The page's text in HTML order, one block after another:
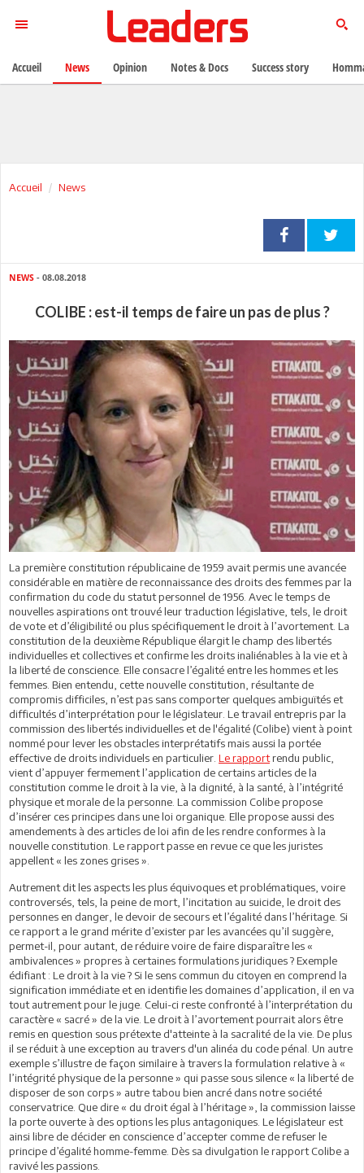
Accueil News
NEWS - 08.08.2018
COLIBE : est-il temps de faire un pas de plus ?
La première constitution républicaine de 1959 avait permis une avancée
considérable en matière de reconnaissance des droits des femmes par la
confirmation du code du statut personnel de 1956. Avec le temps de
nouvelles aspirations ont trouvé leur traduction législative, tels, le droit
de vote et d’éligibilité ou plus spécifiquement le droit à l’avortement. La
constitution de la deuxième République élargit le champ des libertés
individuelles et collectives et confirme les droits inaliénables à la vie et à
la liberté de conscience. Elle consacre l’égalité entre les hommes et les
femmes. Bien entendu, cette nouvelle constitution, résultante de
compromis difficiles, n’est pas sans comporter quelques ambiguïtés et
difficultés d’interprétation pour le législateur. Le travail entrepris par la
commission des libertés individuelles et de l'égalité (Colibe) vient à point
nommé pour lever les obstacles interprétatifs mais aussi la portée
effective de droits individuels en particulier. Le rapportrendu public,
vient d’appuyer fermement l’application de certains articles de la
constitution comme le droit à la vie, à la dignité, à la santé, à l’intégrité
physique et morale de la personne. La commission Colibe propose
d’insérer ces principes dans une loi organique. Elle propose aussi des
amendements à des articles de loi afin de les rendre conformes à la
nouvelle constitution. Le rapport passe en revue ce que les juristes
appellent « les zones grises ».
Autrement dit les aspects les plus équivoques et problématiques, voire
controversés, tels, la peine de mort, l’incitation au suicide, le droit des
personnes en danger, le devoir de secours et l’égalité dans l’héritage. Si
ce rapport a le grand mérite d’exister par les avancées qu’il suggère,
permet-il, pour autant, de réduire voire de faire disparaître les «
ambivalences » propres à certaines formulations juridiques ? Exemple
édifiant : Le droit à la vie ? Si le sens commun du citoyen en comprend la
signification immédiate et en identifie les domaines d’application, il en va
tout autrement pour le juge. Celui-ci reste confronté à l’interprétation du
caractère « sacré » de la vie. Le droit à l’avortement pourrait alors être
remis en question sous prétexte d'atteinte à la sacralité de la vie. De plus
il se réduit à une exception au travers d'un alinéa du code pénal. Un autre
exemple s’illustre de façon similaire à travers la formulation relative à «
l’intégrité physique de la personne » qui passe sous silence « la liberté de
disposer de son corps » autre tabou bien ancré dans notre société
conservatrice. Que dire « du droit égal à l’héritage », la commission laisse
la porte ouverte à des options les plus antagoniques. Le législateur est
ainsi libre de décider en conscience d’accepter comme de refuser le
principe d’égalité homme-femme. Dès sa divulgation le rapport Colibe a
ravivé les passions.
Accueil News Opinion Notes & Docs Success story